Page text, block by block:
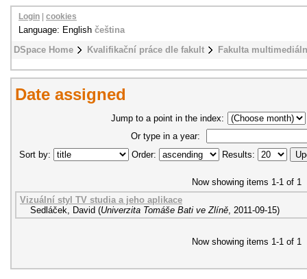
DSpace Home Kvalifikační práce dle fakult Fakulta
Login cookies
Language: English čeština
Date assigned
Jump to a point in the index:
Or type in a year:
Sort by:
Order: Results:
Now showing items 1-1 of 1
Vizuální styl TV studia a jeho aplikace
Sedláček, David (Univerzita Tomáše Bati ve Zlíně, 2011-09-15)
Now showing items 1-1 of 1